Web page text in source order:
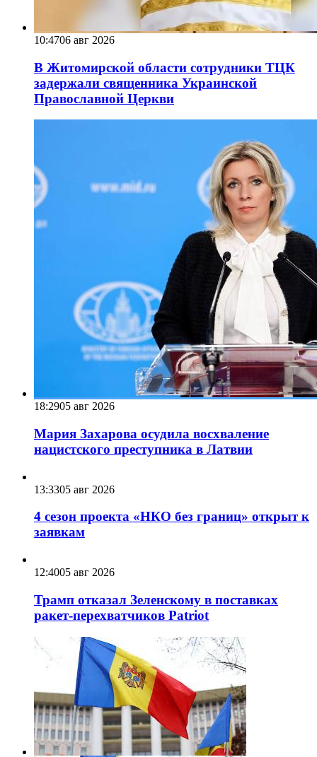
10:4706 авг 2026
В Житомирской области сотрудники ТЦК
задержали священника Украинской
Православной Церкви
18:2905 авг 2026
Мария Захарова осудила восхваление
нацистского преступника в Латвии
13:3305 авг 2026
4 сезон проекта «НКО без границ» открыт к
заявкам
12:4005 авг 2026
Трамп отказал Зеленскому в поставках
ракет-перехватчиков Patriot